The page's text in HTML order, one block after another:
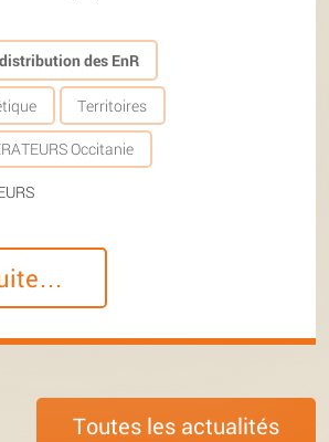
des EnR
Territoires
Occitanie
Toutes les actualités